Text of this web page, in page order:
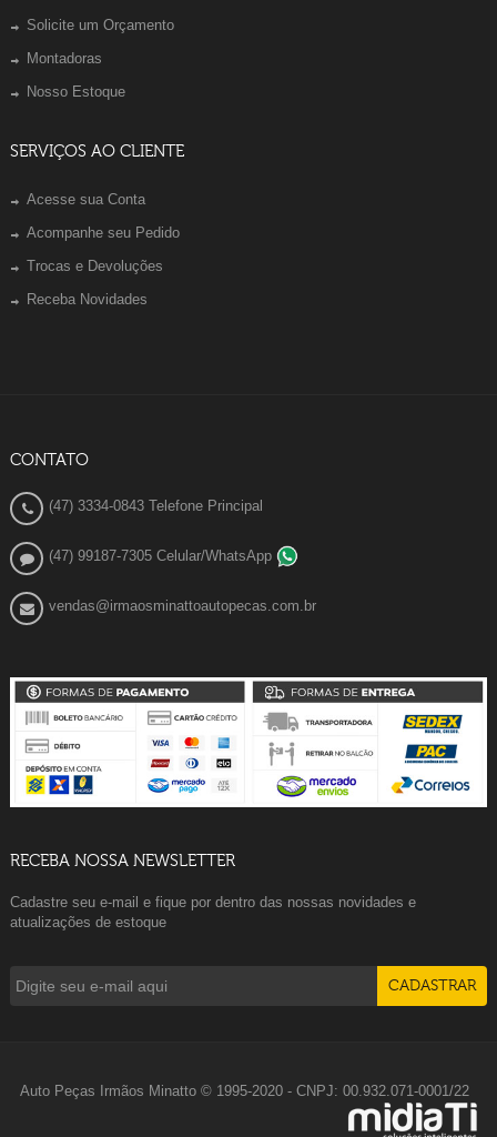
Solicite um Orçamento
Montadoras
Nosso Estoque
SERVIÇOS AO CLIENTE
Acesse sua Conta
Acompanhe seu Pedido
Trocas e Devoluções
Receba Novidades
CONTATO
(47) 3334-0843 Telefone Principal
(47) 99187-7305 Celular/WhatsApp
vendas@irmaosminattoautopecas.com.br
RECEBA NOSSA NEWSLETTER
Cadastre seu e-mail e fique por dentro das nossas novidades e
atualizações de estoque
Auto Peças Irmãos Minatto © 1995-2020 - CNPJ: 00.932.071-0001/22